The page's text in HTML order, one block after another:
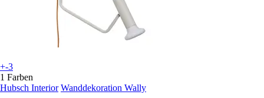
+-3
1 Farben
Hubsch Interior Wanddekoration Wally